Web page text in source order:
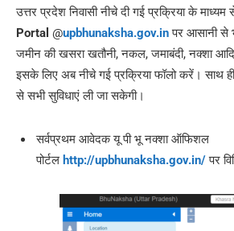
उत्तर प्रदेश निवासी नीचे दी गई प्रक्रिया के माध्यम
Portal @upbhunaksha.gov.inपर आसानी से
जमीन की खसरा खतौनी, नकल, जमाबंदी, नक्शा
इसके लिए अब नीचे गई प्रक्रिया फॉलो करें। साथ
से सभी सुविधाएं ली जा सकेगी।
सर्वप्रथम आवेदक यू पी भू नक्शा ऑफिशल
पोर्टल http://upbhunaksha.gov.in/पर